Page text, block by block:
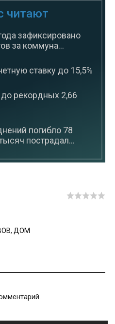
читают
зафиксировано
за коммуна...
ставку до 15,5%
рекордных 2,66
погибло 78
пострадал...
, ДОМ